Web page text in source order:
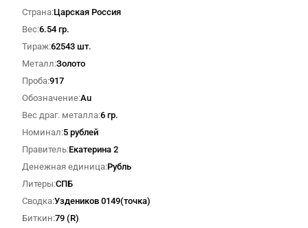
Страна Царская Россия
Вес 6.54 гр.
Тираж 62543 шт.
Металл Золото
Проба 917
Обозначение Au
Вес драг. металла 6 гр.
Номинал 5 рублей
Правитель Екатерина 2
Денежная единица Рубль
Литеры СПБ
Сводка Уздеников 0149(точка)
Биткин 79 (R)